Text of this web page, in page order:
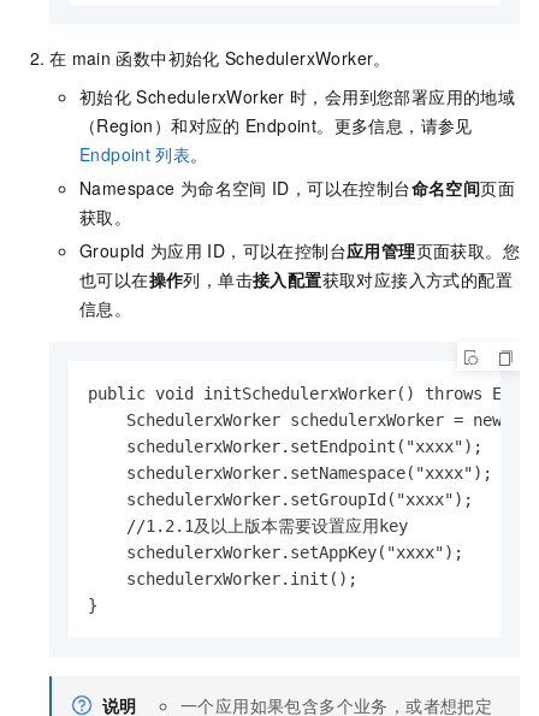
在 main 函数中初始化 SchedulerxWorker。
初始化 SchedulerxWorker 时，会用到您部署应用的地域
（Region）和对应的 Endpoint。更多信息，请参见
Endpoint 列表。
Namespace 为命名空间 ID，可以在控制台命名空间页面
获取。
GroupId 为应用 ID，可以在控制台应用管理页面获取。您
也可以在操作列，单击接入配置获取对应接入方式的配置
信息。
public void initSchedulerxWorker() throws
SchedulerxWorker schedulerxWorker = new
    schedulerxWorker.setEndpoint("xxxx");
    schedulerxWorker.setNamespace("xxxx");
    schedulerxWorker.setGroupId("xxxx");
    //1.2.1及以上版本需要设置应用key
    schedulerxWorker.setAppKey("xxxx");
    schedulerxWorker.init();
}
说明 一个应用如果包含多个业务，或者想把定